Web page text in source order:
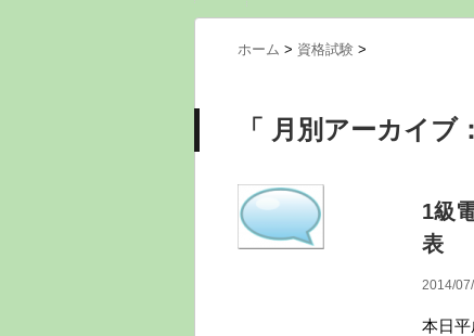
ホーム > 資格試験 >
「 月別アーカイブ
1級
表
2014/07/
本日